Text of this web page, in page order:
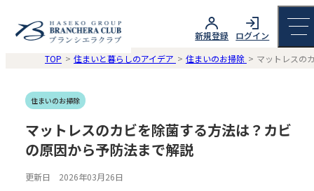
新規登録
ログイン
TOP
住まいと暮らしのアイデア 住まいのお掃除 マットレスの
住まいのお掃除
マットレスのカビを除菌する方法は？カビ
の原因から予防法まで解説
更新日 2026年03月26日